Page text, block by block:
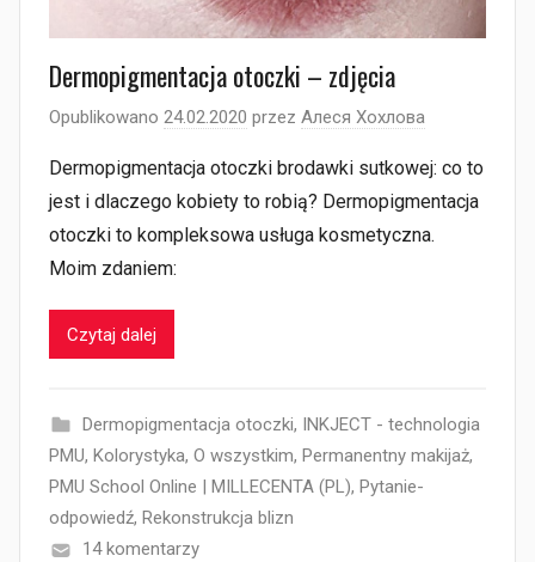
Dermopigmentacja otoczki – zdjęcia
Opublikowano 24.02.2020 przez Алеся Хохлова
Dermopigmentacja otoczki brodawki sutkowej: co to
jest i dlaczego kobiety to robią? Dermopigmentacja
otoczki to kompleksowa usługa kosmetyczna.
Moim zdaniem:
Czytaj dalej
Dermopigmentacja otoczki,
INKJECT - technologia
PMU, Kolorystyka, O wszystkim, Permanentny makijaż,
PMU School Online | MILLECENTA (PL), Pytanie-
odpowiedź, Rekonstrukcja blizn
14 komentarzy